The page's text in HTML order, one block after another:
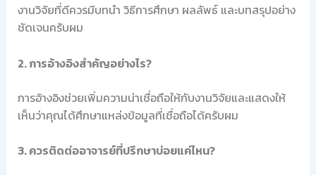
งานวิจัยที่ดีควรมีบทนำ วิธีการศึกษา ผลลัพธ์ และบทสรุปอย่าง
ชัดเจนครับผม
2. การอ้างอิงสำคัญอย่างไร?
การอ้างอิงช่วยเพิ่มความน่าเชื่อถือให้กับงานวิจัยและแสดงให้
เห็นว่าคุณได้ศึกษาแหล่งข้อมูลที่เชื่อถือได้ครับผม
3. ควรติดต่ออาจารย์ที่ปรึกษาบ่อยแค่ไหน?